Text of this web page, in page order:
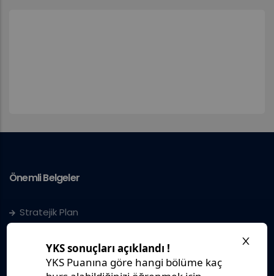
Önemli Belgeler
Stratejik Plan
Yönetmelikler